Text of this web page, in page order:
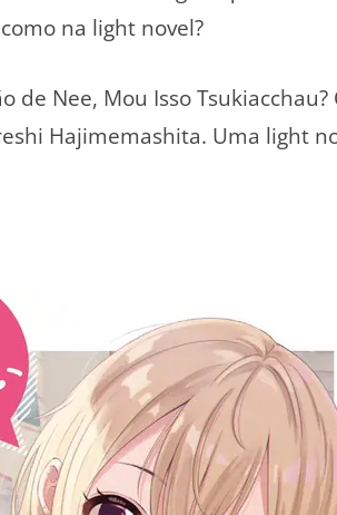
na light novel?
de Nee, Mou Isso
Hajimemashita. Uma light